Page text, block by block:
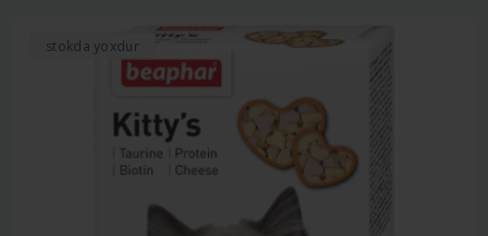
stokda yoxdur